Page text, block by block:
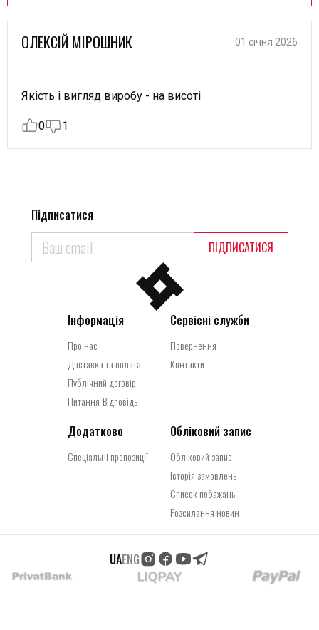
ОЛЕКСІЙ МІРОШНИК 01 січня 2026
Якість і вигляд виробу - на висоті
0 1
Інформація
Про нас
Доставка та оплата
Публічний договір
Питання-Відповідь
Сервісні служби
Повернення
Контакти
Додатково
Спеціальні пропозиції
Обліковий запис
Обліковий запис
Історія замовлень
Список побажань
Розсилання новин
Підписатися
ПІДПИСАТИСЯ
UAENG